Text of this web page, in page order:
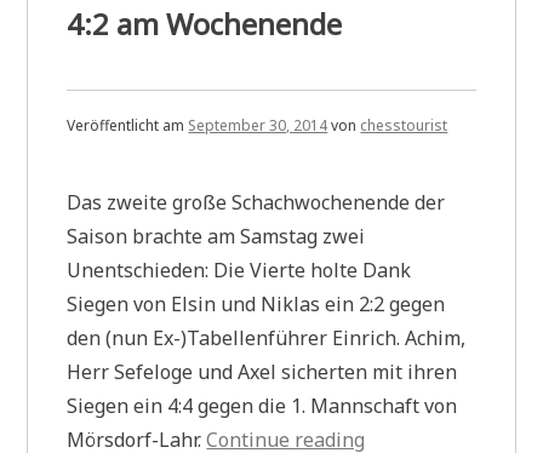
4:2 am Wochenende
Veröffentlicht am September 30, 2014von chesstourist
Das zweite große Schachwochenende der
Saison brachte am Samstag zwei
Unentschieden: Die Vierte holte Dank
Siegen von Elsin und Niklas ein 2:2 gegen
den (nun Ex-)Tabellenführer Einrich. Achim,
Herr Sefeloge und Axel sicherten mit ihren
Siegen ein 4:4 gegen die 1. Mannschaft von
Mörsdorf-Lahr.Continue reading